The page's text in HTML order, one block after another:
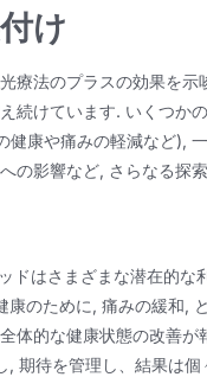
け
療法のプラスの効果を示
続けています. いくつか
健康や痛みの軽減など),
の影響など, さらなる探
ドはさまざまな潜在的な
康のために, 痛みの緩和,
体的な健康状態の改善が
, 期待を管理し、結果は個